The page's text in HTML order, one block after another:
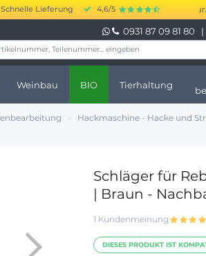
Schnelle Lieferung 4,6/5
20.000 bis 250.000 €
0931 87 09 81 80 |
Weinbau BIO Tierhaltung
Hackmaschine - Hacke und
Schläger für
| Braun -
1 Kundenmeinung
DIESES PRODUKT IST